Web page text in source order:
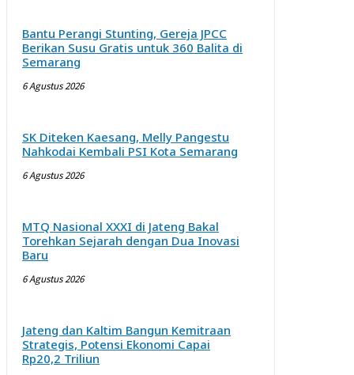
Bantu Perangi Stunting, Gereja JPCC
Berikan Susu Gratis untuk 360 Balita di
Semarang
6 Agustus 2026
SK Diteken Kaesang, Melly Pangestu
Nahkodai Kembali PSI Kota Semarang
6 Agustus 2026
MTQ Nasional XXXI di Jateng Bakal
Torehkan Sejarah dengan Dua Inovasi
Baru
6 Agustus 2026
Jateng dan Kaltim Bangun Kemitraan
Strategis, Potensi Ekonomi Capai
Rp20,2 Triliun